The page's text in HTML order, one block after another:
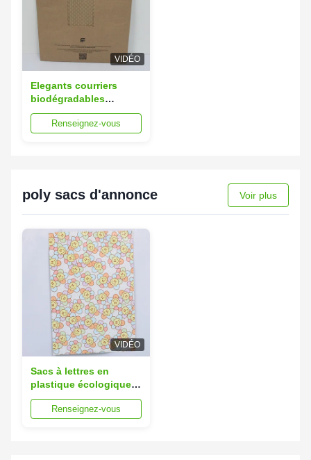
VIDÉO
Elegants courriers
biodégradables
personnalisés 15x20
cm courriers Kraft
Renseignez-vous
poly sacs d'annonce Voir plus
VIDÉO
Sacs à lettres en
plastique écologique
résistant aux larmes,
légers de 15x25 cm à
Renseignez-vous